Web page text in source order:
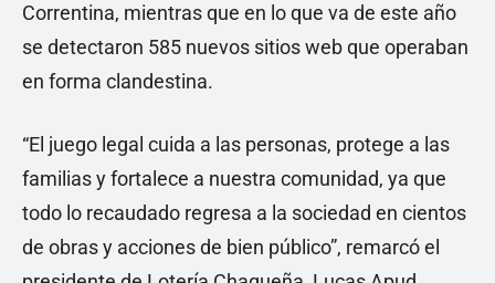
Correntina, mientras que en lo que va de este año
se detectaron 585 nuevos sitios web que operaban
en forma clandestina.
“El juego legal cuida a las personas, protege a las
familias y fortalece a nuestra comunidad, ya que
todo lo recaudado regresa a la sociedad en cientos
de obras y acciones de bien público”, remarcó el